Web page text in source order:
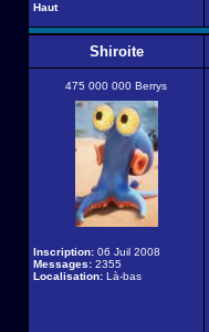
Haut
Shiroite
475 000 000 Berrys
Inscription: 06 Juil 2008
Messages: 2355
Localisation: Là-bas